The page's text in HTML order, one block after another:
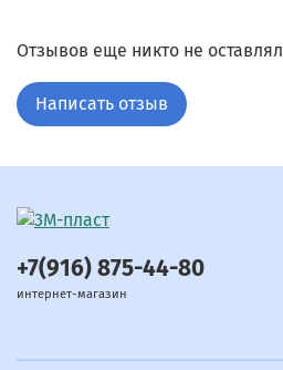
Отзывов еще никто не оставлял
Написать отзыв
+7(916) 875-44-80
интернет-магазин